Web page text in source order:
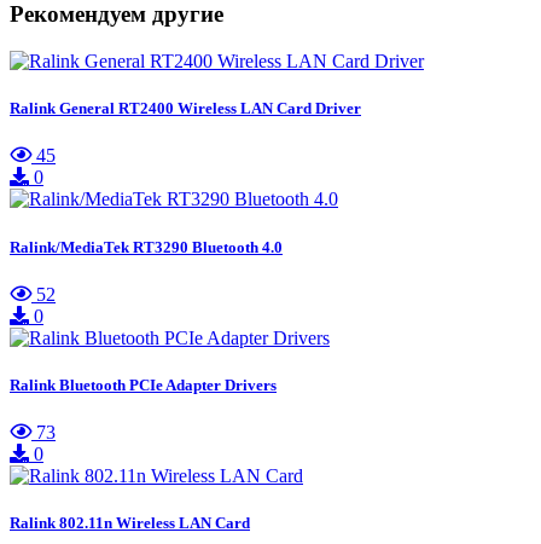
Рекомендуем другие
Ralink General RT2400 Wireless LAN Card Driver
45
0
Ralink/MediaTek RT3290 Bluetooth 4.0
52
0
Ralink Bluetooth PCIe Adapter Drivers
73
0
Ralink 802.11n Wireless LAN Card